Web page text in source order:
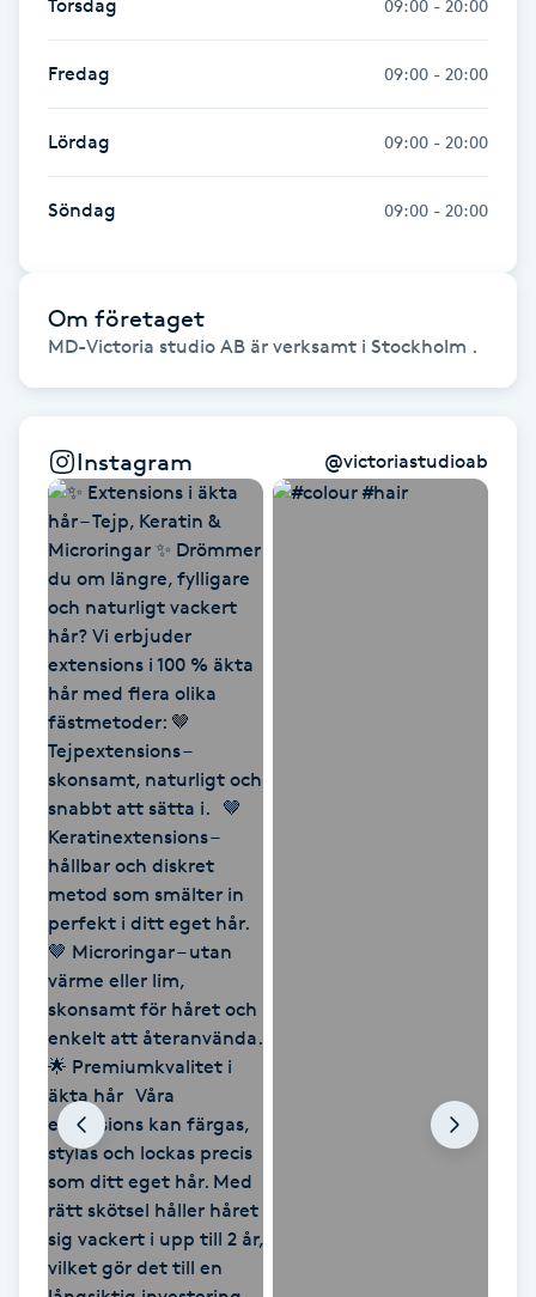
Fransborttagning
Fransförlängning
Fransförlängning Volym
Fransk manikyr
Fransrengöring
Frekvensterapi
Friskvård
Friskvårdsmassage
Frisör
Funktionsanalys
Färgning
Föning
Gel naglar
Gelenaglar
Torsdag 09:00 - 20:00
Fredag 09:00 - 20:00
Lördag 09:00 - 20:00
Söndag 09:00 - 20:00
Om företaget
MD-Victoria studio AB är verksamt i Stockholm .
Instagram @victoriastudioab